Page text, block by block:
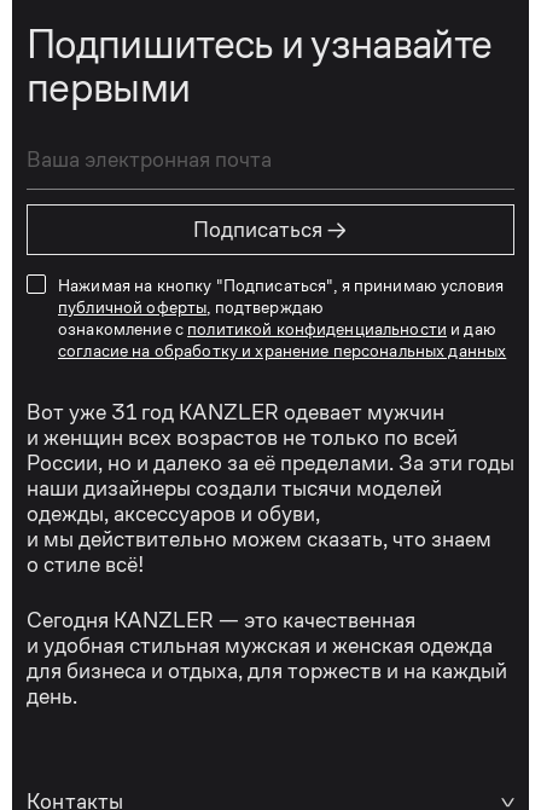
Подпишитесь и узнавайте
первыми
Подписаться →
Нажимая на кнопку "Подписаться", я принимаю условия
публичной оферты , подтверждаю
ознакомление с политикой конфиденциальности и даю
согласие на обработку и хранение персональных данных
Вот уже 31 год KANZLER одевает мужчин
и женщин всех возрастов не только по всей
России, но и далеко за её пределами. За эти годы
наши дизайнеры создали тысячи моделей
одежды, аксессуаров и обуви,
и мы действительно можем сказать, что знаем
о стиле всё!
Сегодня KANZLER — это качественная
и удобная стильная мужская и женская одежда
для бизнеса и отдыха, для торжеств и на каждый
день.
Контакты